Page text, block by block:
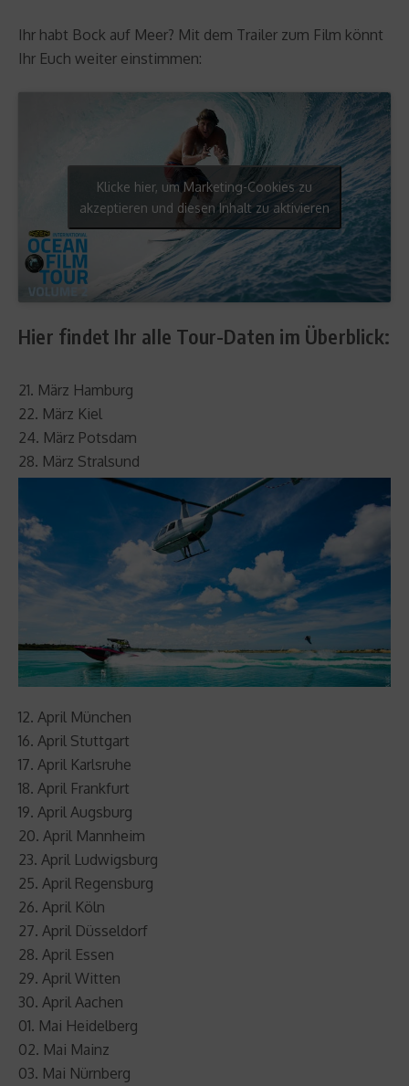
Ihr habt Bock auf Meer? Mit dem Trailer zum Film könnt
Ihr Euch weiter einstimmen:
Klicke hier, um Marketing-Cookies zu
akzeptieren und diesen Inhalt zu aktivieren
Hier findet Ihr alle Tour-Daten im Überblick:
21. März Hamburg
22. März Kiel
24. März Potsdam
28. März Stralsund
12. April München
16. April Stuttgart
17. April Karlsruhe
18. April Frankfurt
19. April Augsburg
20. April Mannheim
23. April Ludwigsburg
25. April Regensburg
26. April Köln
27. April Düsseldorf
28. April Essen
29. April Witten
30. April Aachen
01. Mai Heidelberg
02. Mai Mainz
03. Mai Nürnberg